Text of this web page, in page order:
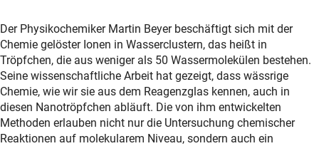
Der Physikochemiker Martin Beyer beschäftigt sich mit der
Chemie gelöster Ionen in Wasserclustern, das heißt in
Tröpfchen, die aus weniger als 50 Wassermolekülen bestehen.
Seine wissenschaftliche Arbeit hat gezeigt, dass wässrige
Chemie, wie wir sie aus dem Reagenzglas kennen, auch in
diesen Nanotröpfchen abläuft. Die von ihm entwickelten
Methoden erlauben nicht nur die Untersuchung chemischer
Reaktionen auf molekularem Niveau, sondern auch ein